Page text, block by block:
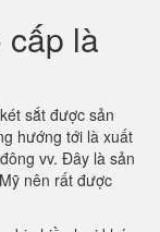
cấp là
sắt được sản
hướng tới là xuất
vv. Đây là sản
nên rất được